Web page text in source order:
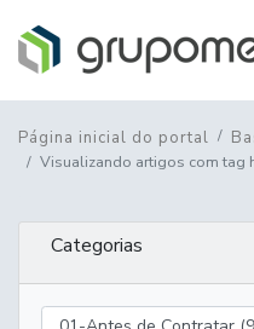
Página inicial do portal
Visualizando artigos com tag
Categorias